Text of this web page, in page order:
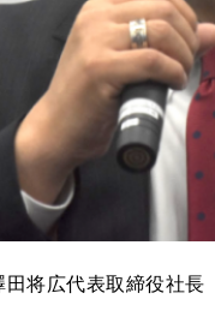
田将広代表取締役社長